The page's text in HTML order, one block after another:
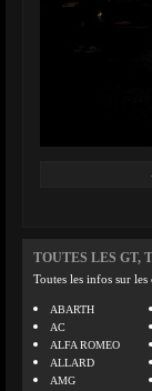
TOUTES LES GT,
Toutes les infos sur les
ABARTH
AC
ALFA ROMEO
ALLARD
AMG